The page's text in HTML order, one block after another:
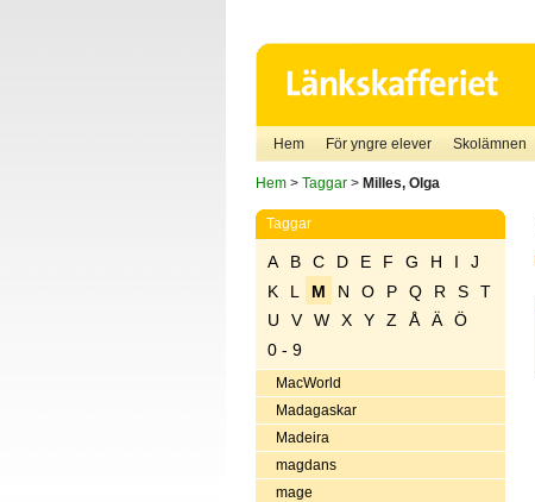
Hem För yngre elever Skolämnen
Hem> Taggar> Milles, Olga
Taggar
A B C D E F G H I
J
K
L M N O P Q R S
T
U
V W X Y Z Å Ä
Ö
0 - 9
MacWorld
Madagaskar
Madeira
magdans
mage